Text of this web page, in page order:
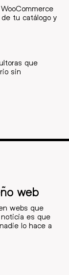
tu catálogo y
que
sin
web
webs que
noticia es que
lo hace a